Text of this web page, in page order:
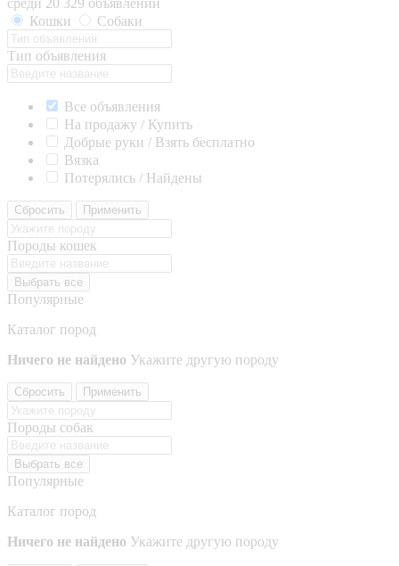
среди 20 329 объявлений
Кошки
Собаки
Тип объявления
Все объявления
На продажу / Купить
Добрые руки / Взять бесплатно
Вязка
Потерялись / Найдены
Сбросить Применить
Породы кошек
Выбрать все
Популярные
Каталог пород
Ничего не найдено Укажите другую породу
Сбросить Применить
Породы собак
Выбрать все
Популярные
Каталог пород
Ничего не найдено Укажите другую породу